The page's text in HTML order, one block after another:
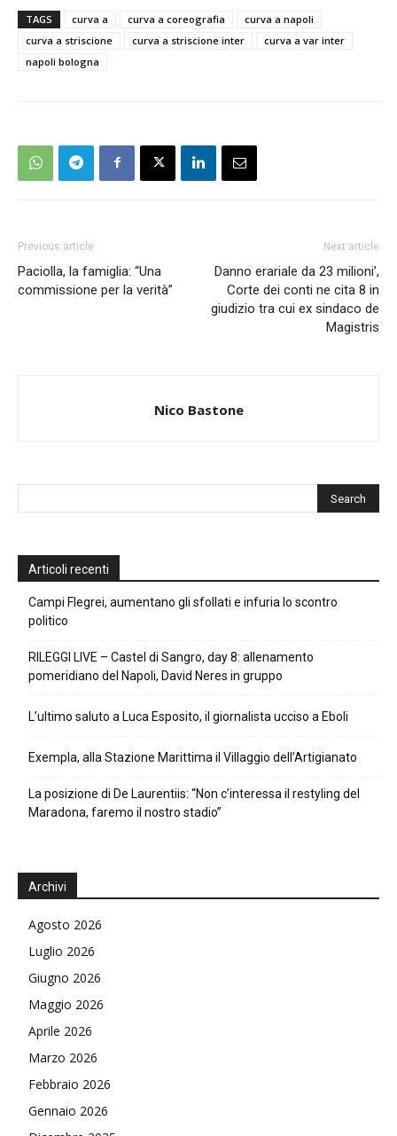
TAGS curva a curva a coreografia
curva a napoli
curva a striscione
curva a striscione inter
curva a var inter
napoli bologna
Previous article
Paciolla, la famiglia: “Una
commissione per la verità”
Next article
Danno erariale da 23 milioni’,
Corte dei conti ne cita 8 in
giudizio tra cui ex sindaco de
Magistris
Nico Bastone
Articoli recenti
Campi Flegrei, aumentano gli sfollati e infuria lo scontro
politico
RILEGGI LIVE – Castel di Sangro, day 8: allenamento
pomeridiano del Napoli, David Neres in gruppo
L’ultimo saluto a Luca Esposito, il giornalista ucciso a Eboli
Exempla, alla Stazione Marittima il Villaggio dell’Artigianato
La posizione di De Laurentiis: “Non c’interessa il restyling del
Maradona, faremo il nostro stadio”
Archivi
Agosto 2026
Luglio 2026
Giugno 2026
Maggio 2026
Aprile 2026
Marzo 2026
Febbraio 2026
Gennaio 2026